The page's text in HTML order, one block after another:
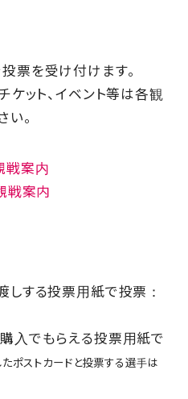
票を受け付けます。
ケット、イベント等は各観
。
戦案内
戦案内
する投票用紙で投票：
入でもらえる投票用紙で
ポストカードと投票する選手は